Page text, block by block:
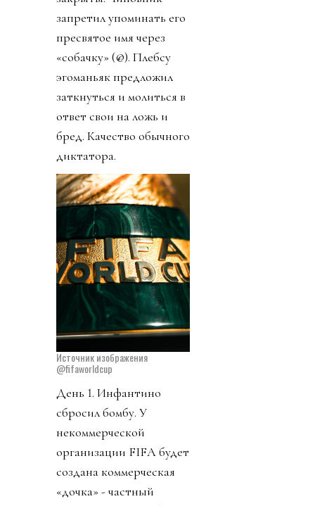
запретил упоминать его
пресвятое имя через
«собачку» (@). Плебсу
эгоманьяк предложил
заткнуться и молиться в
ответ свои на ложь и
бред. Качество обычного
диктатора.
Источник изображения
@fifaworldcup
День 1. Инфантино
сбросил бомбу. У
некоммерческой
организации FIFA будет
создана коммерческая
«дочка» - частный